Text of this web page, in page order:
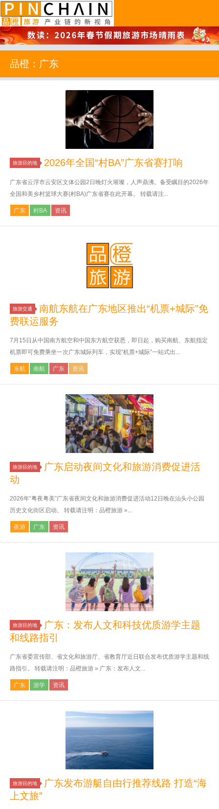
品橙旅游
品橙：广东
旅游目的地 2026年全国“村BA”广东省赛打响
广东省云浮市云安区文体公园2日晚灯火璀璨，人声鼎沸。备受瞩目的2026年
全国和美乡村篮球大赛(村BA)广东省赛在此开幕。 转载请注...
广东 村BA 资讯
旅游交通
南航东航在广东地区推出“机票+城际”免
费联运服务
7月15日从中国南方航空和中国东方航空获悉，即日起，购买南航、东航指定
机票即可免费乘坐一次广东城际列车，实现“机票+城际”一站式出...
东航 南航 广东 资讯
旅游目的地
广东启动夜间文化和旅游消费促进活
动
2026年“粤夜粤美”广东省夜间文化和旅游消费促进活动12日晚在汕头小公园
历史文化街区启动。 转载请注明：品橙旅游 »...
夜游 广东 资讯
旅游目的地
广东：发布人文和科技优质游学主题
和线路指引
广东省委宣传部、省文化和旅游厅、省教育厅近日联合发布优质游学主题和线
路指引。 转载请注明：品橙旅游 » 广东：发布人文...
广东 游学 资讯
旅游目的地
广东发布游艇自由行推荐线路 打造“海
上文旅”